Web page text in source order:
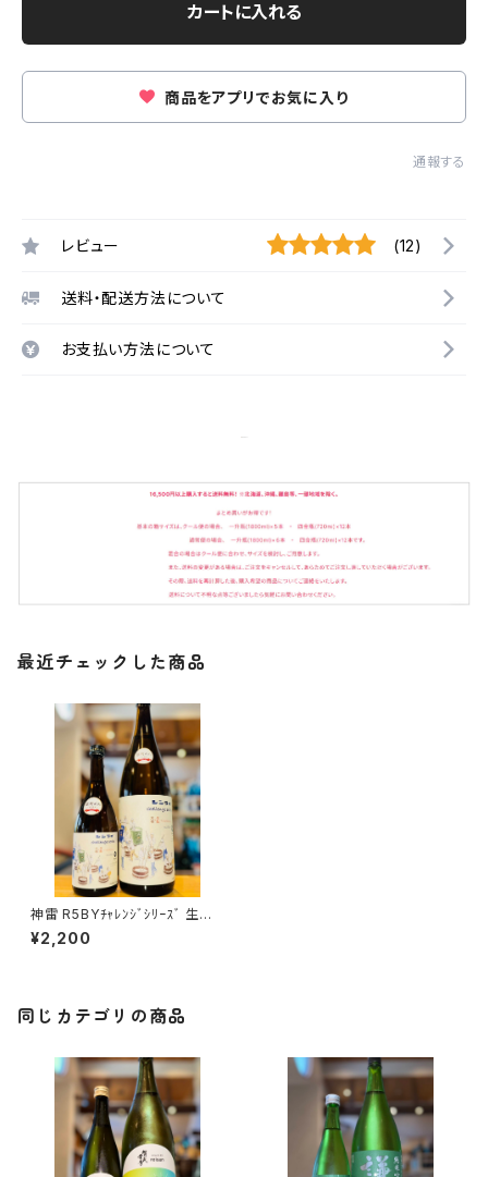
カートに入れる
商品をアプリでお気に入り
通報する
レビュー (12)
送料・配送方法について
お支払い方法について
最近チェックした商品
神雷 R5BYﾁｬﾚﾝｼﾞｼﾘｰｽﾞ 生酛
純米木桶仕込み Tradition×m
odern 720ml１本（三輪酒造・
¥2,200
同じカテゴリの商品